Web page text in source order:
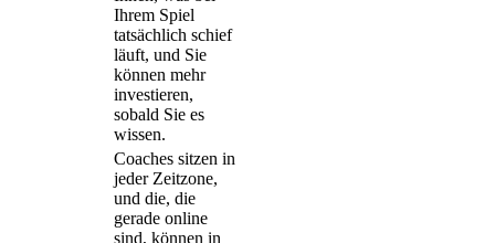
Ihrem Spiel
tatsächlich schief
läuft, und Sie
können mehr
investieren,
sobald Sie es
wissen.
Coaches sitzen in
jeder Zeitzone,
und die, die
gerade online
sind, können in